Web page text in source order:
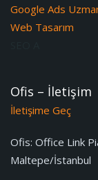
Google Ads
Web Tasarım
Ofis – İletişim
İletişime Geç
Ofis: Office Link
Maltepe/İstanbul